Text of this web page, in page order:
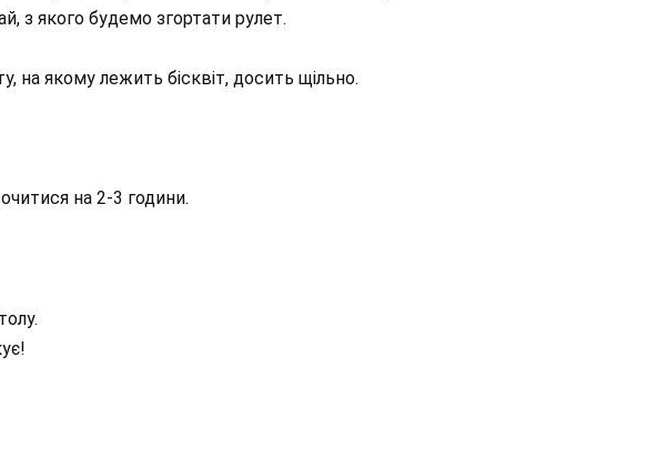
з якого будемо згортати рулет.
на якому лежить бісквіт, досить щільно.
на 2-3 години.